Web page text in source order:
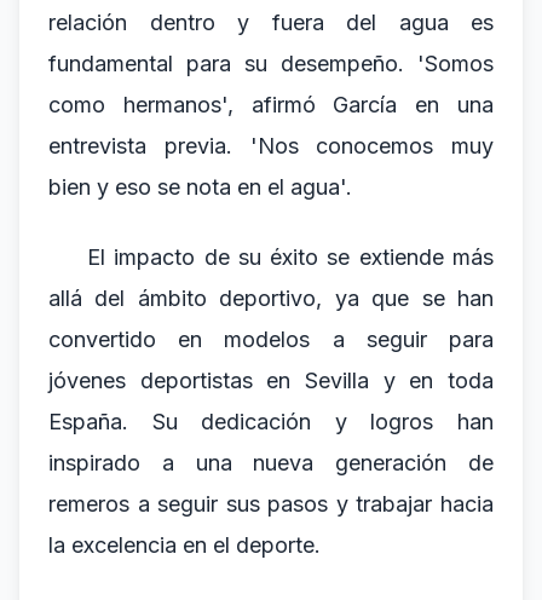
relación dentro y fuera del agua es
fundamental para su desempeño. 'Somos
como hermanos', afirmó García en una
entrevista previa. 'Nos conocemos muy
bien y eso se nota en el agua'.
El impacto de su éxito se extiende más
allá del ámbito deportivo, ya que se han
convertido en modelos a seguir para
jóvenes deportistas en Sevilla y en toda
España. Su dedicación y logros han
inspirado a una nueva generación de
remeros a seguir sus pasos y trabajar hacia
la excelencia en el deporte.